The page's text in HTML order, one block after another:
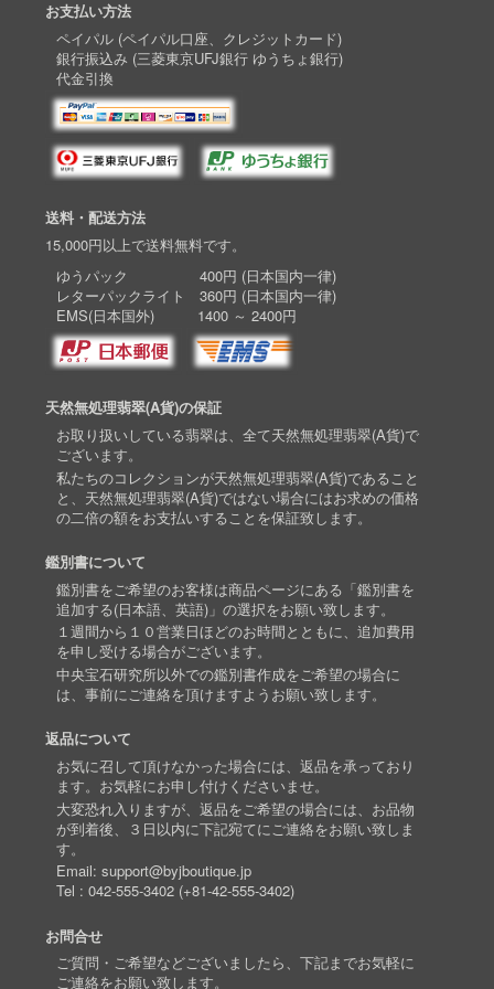
お支払い方法
ペイパル (ペイパル口座、クレジットカード)
銀行振込み (三菱東京UFJ銀行 ゆうちょ銀行)
代金引換
送料・配送方法
15,000円以上で送料無料です。
ゆうパック 400円 (日本国内一律)
レターパックライト 360円 (日本国内一律)
EMS(日本国外) 1400 ～ 2400円
天然無処理翡翠(A貨)の保証
お取り扱いしている翡翠は、全て天然無処理翡翠(A貨)で
ございます。
私たちのコレクションが天然無処理翡翠(A貨)であること
と、天然無処理翡翠(A貨)ではない場合にはお求めの価格
の二倍の額をお支払いすることを保証致します。
鑑別書について
鑑別書をご希望のお客様は商品ページにある「鑑別書を
追加する(日本語、英語)」の選択をお願い致します。
１週間から１０営業日ほどのお時間とともに、追加費用
を申し受ける場合がございます。
中央宝石研究所以外での鑑別書作成をご希望の場合に
は、事前にご連絡を頂けますようお願い致します。
返品について
お気に召して頂けなかった場合には、返品を承っており
ます。お気軽にお申し付けくださいませ。
大変恐れ入りますが、返品をご希望の場合には、お品物
が到着後、３日以内に下記宛てにご連絡をお願い致しま
す。
Email: support@byjboutique.jp
Tel : 042-555-3402(+81-42-555-3402)
お問合せ
ご質問・ご希望などございましたら、下記までお気軽に
ご連絡をお願い致します。